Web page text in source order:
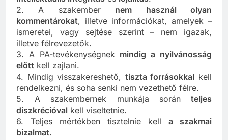
2. A szakember nem használ olyan
kommentárokat, illetve információkat, amelyek –
ismeretei, vagy sejtése szerint – nem igazak,
illetve félrevezetők.
3. A PA-tevékenységnek mindig a nyilvánosság
előtt kell zajlani.
4. Mindig visszakereshető, tiszta forrásokkal kell
rendelkezni, és soha senki nem vezethető félre.
5. A szakembernek munkája során teljes
diszkrécióval kell viseltetnie.
6. Teljes mértékben tisztelnie kell a szakmai
bizalmat.